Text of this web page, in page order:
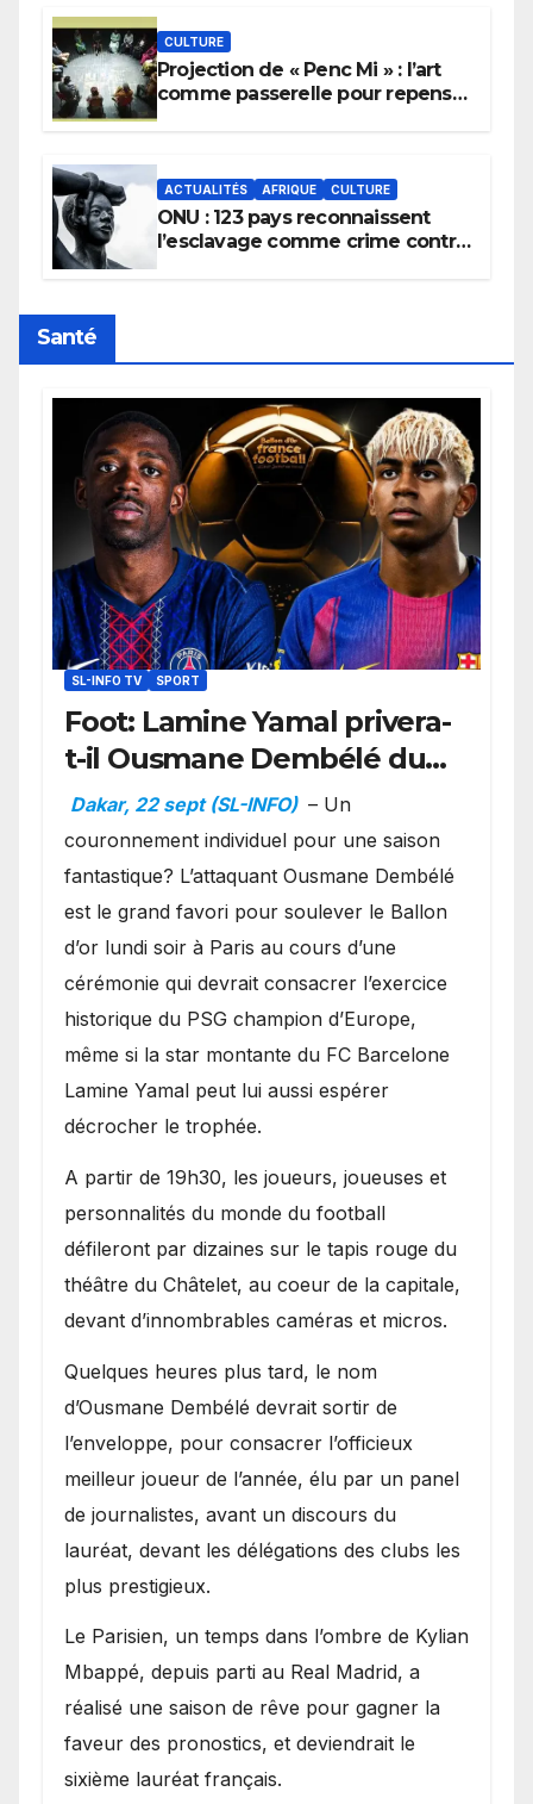
CULTURE
Projection de « Penc Mi » : l’art
comme passerelle pour repenser
ACTUALITÉS AFRIQUE CULTURE
ONU : 123 pays reconnaissent
l’esclavage comme crime contre
Santé
SL-INFO TV SPORT
Foot: Lamine Yamal privera-
t-il Ousmane Dembélé du
Ballon d’or ?
Dakar, 22 sept (SL-INFO) – Un
couronnement individuel pour une saison
fantastique? L’attaquant Ousmane Dembélé
est le grand favori pour soulever le Ballon
d’or lundi soir à Paris au cours d’une
cérémonie qui devrait consacrer l’exercice
historique du PSG champion d’Europe,
même si la star montante du FC Barcelone
Lamine Yamal peut lui aussi espérer
décrocher le trophée.
A partir de 19h30, les joueurs, joueuses et
personnalités du monde du football
défileront par dizaines sur le tapis rouge du
théâtre du Châtelet, au coeur de la capitale,
devant d’innombrables caméras et micros.
Quelques heures plus tard, le nom
d’Ousmane Dembélé devrait sortir de
l’enveloppe, pour consacrer l’officieux
meilleur joueur de l’année, élu par un panel
de journalistes, avant un discours du
lauréat, devant les délégations des clubs les
plus prestigieux.
Le Parisien, un temps dans l’ombre de Kylian
Mbappé, depuis parti au Real Madrid, a
réalisé une saison de rêve pour gagner la
faveur des pronostics, et deviendrait le
sixième lauréat français.